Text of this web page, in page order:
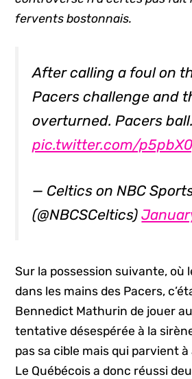
fervents bostonnais.
After calling a foul on
Pacers challenge and
overturned. Pacers ball.
pic.twitter.com/
— Celtics on NBC
(@NBCSCeltics)
Sur la possession suivante, où
dans les mains des Pacers,
Bennedict Mathurin de jouer
tentative désespérée à la
pas sa cible mais qui parvient
Le Québécois a donc réussi